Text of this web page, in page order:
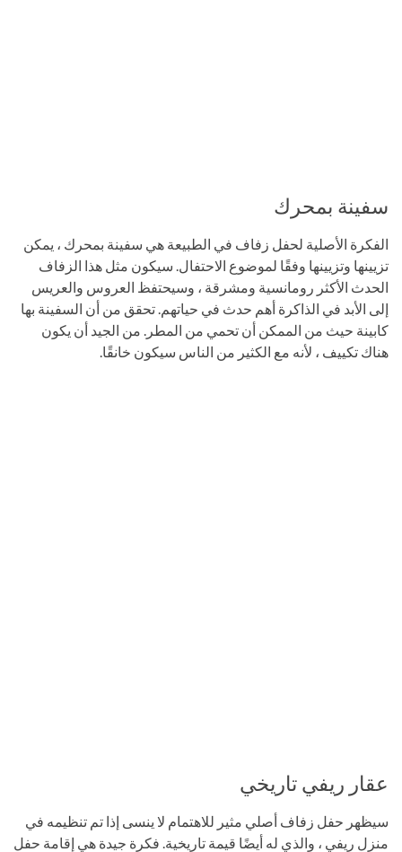
سفينة بمحرك
الفكرة الأصلية لحفل زفاف في الطبيعة هي سفينة بمحرك ، يمكن
تزيينها وتزيينها وفقًا لموضوع الاحتفال. سيكون مثل هذا الزفاف
الحدث الأكثر رومانسية ومشرقة ، وسيحتفظ العروس والعريس
إلى الأبد في الذاكرة أهم حدث في حياتهم. تحقق من أن السفينة بها
كابينة حيث من الممكن أن تحمي من المطر. من الجيد أن يكون
هناك تكييف ، لأنه مع الكثير من الناس سيكون خانقًا.
عقار ريفي تاريخي
سيظهر حفل زفاف أصلي مثير للاهتمام لا ينسى إذا تم تنظيمه في
منزل ريفي ، والذي له أيضًا قيمة تاريخية. فكرة جيدة هي إقامة حفل